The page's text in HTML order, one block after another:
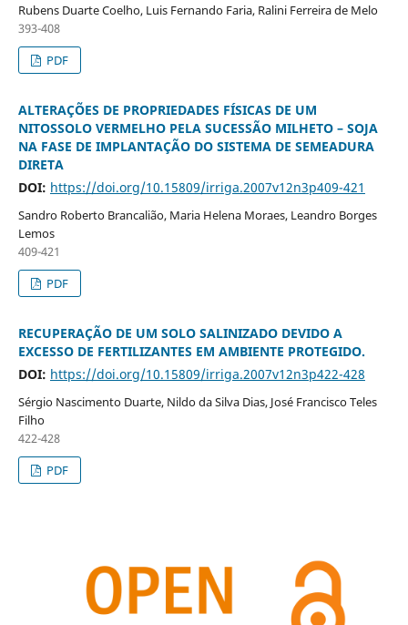
Rubens Duarte Coelho, Luis Fernando Faria, Ralini Ferreira de Melo
393-408
PDF
ALTERAÇÕES DE PROPRIEDADES FÍSICAS DE UM
NITOSSOLO VERMELHO PELA SUCESSÃO MILHETO – SOJA
NA FASE DE IMPLANTAÇÃO DO SISTEMA DE SEMEADURA
DIRETA
DOI: https://doi.org/10.15809/irriga.2007v12n3p409-421
Sandro Roberto Brancalião, Maria Helena Moraes, Leandro Borges
Lemos
409-421
PDF
RECUPERAÇÃO DE UM SOLO SALINIZADO DEVIDO A
EXCESSO DE FERTILIZANTES EM AMBIENTE PROTEGIDO.
DOI: https://doi.org/10.15809/irriga.2007v12n3p422-428
Sérgio Nascimento Duarte, Nildo da Silva Dias, José Francisco Teles
Filho
422-428
PDF